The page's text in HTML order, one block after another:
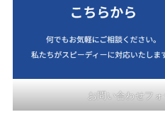
お問い合わせフ